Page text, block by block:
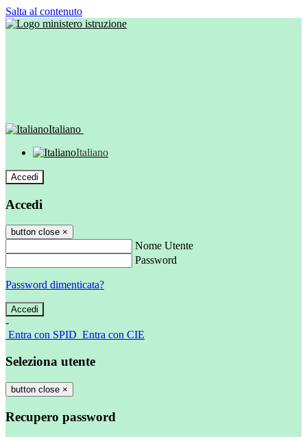
Salta al contenuto
Italiano
Italiano
Accedi
Accedi
button close ×
Nome Utente
Password
Password dimenticata?
-
Entra con SPID Entra con CIE
Seleziona utente
button close ×
Recupero password